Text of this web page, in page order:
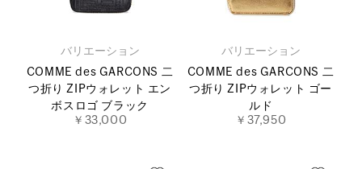
バリエーション
COMME des GARCONS 二
つ折り ZIPウォレット エン
ボスロゴ ブラック
￥33,000
バリエーション
COMME des GARCONS 二
つ折り ZIPウォレット ゴー
ルド
￥37,950